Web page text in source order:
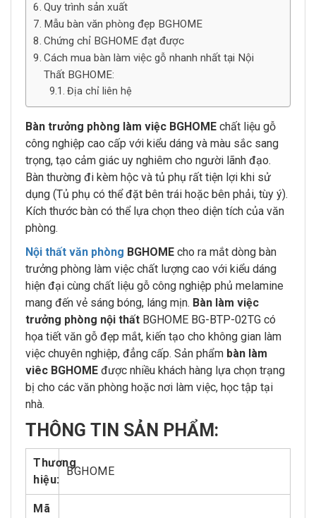
Quy trình sản xuất
Mẫu bàn văn phòng đẹp BGHOME
Chứng chỉ BGHOME đạt được
Cách mua bàn làm việc gỗ nhanh nhất tại Nội
Thất BGHOME:
Địa chỉ liên hệ
Bàn trưởng phòng làm việc BGHOME chất liệu gỗ
công nghiệp cao cấp với kiểu dáng và màu sắc sang
trọng, tạo cảm giác uy nghiêm cho người lãnh đạo.
Bàn thường đi kèm hộc và tủ phụ rất tiện lợi khi sử
dụng (Tủ phụ có thể đặt bên trái hoặc bên phải, tùy ý).
Kích thước bàn có thể lựa chọn theo diện tích của văn
phòng.
Nội thất văn phòng BGHOME cho ra mắt dòng bàn
trưởng phòng làm việc chất lượng cao với kiểu dáng
hiện đại cùng chất liệu gỗ công nghiệp phủ melamine
mang đến vẻ sáng bóng, láng mịn. Bàn làm việc
trưởng phòng nội thất BGHOME BG-BTP-02TG có
họa tiết văn gỗ đẹp mắt, kiến tạo cho không gian làm
việc chuyên nghiệp, đẳng cấp. Sản phẩm bàn làm
viêc BGHOME được nhiều khách hàng lựa chọn trạng
bị cho các văn phòng hoặc nơi làm việc, học tập tại
nhà.
THÔNG TIN SẢN PHẨM:
Thương
hiệu:
BGHOME
Mã